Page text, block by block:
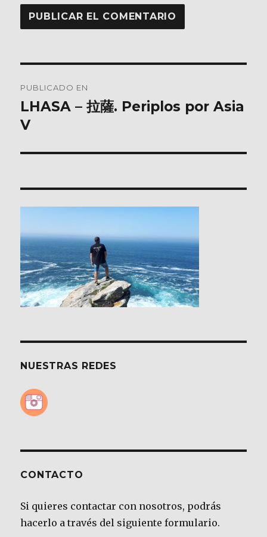
de
entradas
PUBLICADO EN
LHASA – 拉薩. Periplos por Asia
V
NUESTRAS REDES
CONTACTO
Si quieres contactar con nosotros, podrás
hacerlo a través del siguiente formulario.